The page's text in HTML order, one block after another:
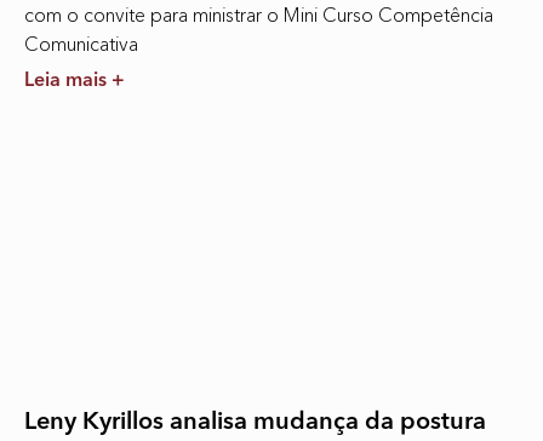
com o convite para ministrar o Mini Curso Competência
Comunicativa
Leia mais +
Leny Kyrillos analisa mudança da postura